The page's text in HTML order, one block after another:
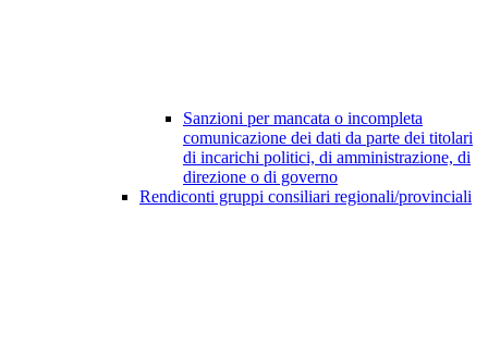
Sanzioni per mancata o incompleta
comunicazione dei dati da parte dei titolari
di incarichi politici, di amministrazione, di
direzione o di governo
Rendiconti gruppi consiliari regionali/provinciali